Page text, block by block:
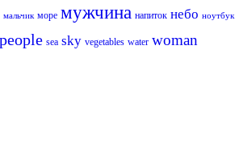
мальчик море мужчина напиток небо ноутбук
people sea sky vegetables water woman